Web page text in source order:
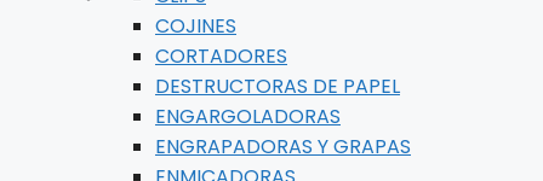
COJINES
CORTADORES
DESTRUCTORAS DE PAPEL
ENGARGOLADORAS
ENGRAPADORAS Y GRAPAS